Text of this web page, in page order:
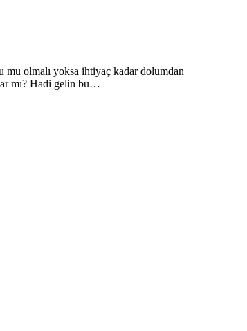
mu olmalı yoksa ihtiyaç kadar dolumdan
mı? Hadi gelin bu…